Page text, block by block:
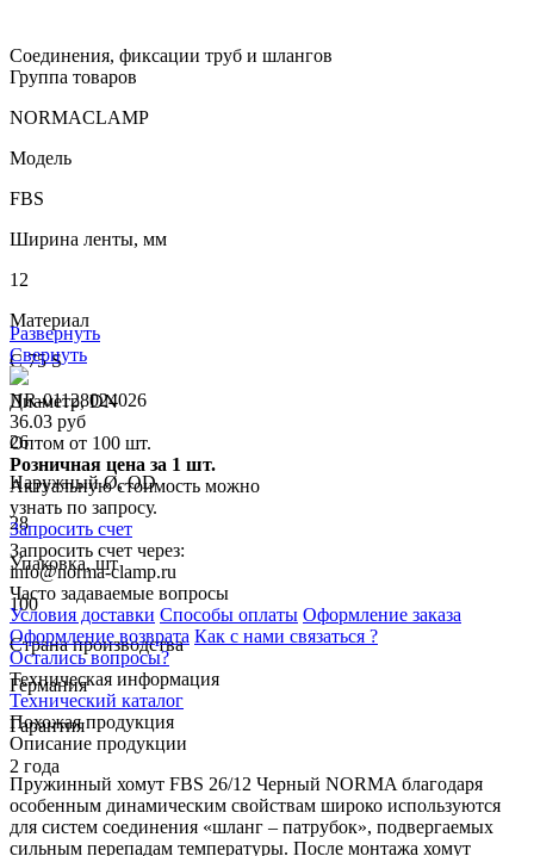
Соединения, фиксации труб и шлангов
Группа товаров
NORMACLAMP
Модель
FBS
Ширина ленты, мм
12
Материал
C 75 S
Диаметр, DN
26
Наружный Ø, OD
28
Упаковка, шт
100
Страна производства
Германия
Гарантия
2 года
Развернуть
Свернуть
NR-01128024026
36.03 руб
Оптом от 100 шт.
Розничная цена за 1 шт.
Актуальную стоимость можно
узнать по запросу.
Запросить счет
Запросить счет через:
info@norma-clamp.ru
Часто задаваемые вопросы
Условия доставки Способы оплаты Оформление заказа
Оформление возврата Как с нами связаться ?
Остались вопросы?
Техническая информация
Технический каталог
Похожая продукция
Описание продукции
Пружинный хомут FBS 26/12 Черный NORMA благодаря
особенным динамическим свойствам широко используются
для систем соединения «шланг – патрубок», подвергаемых
сильным перепадам температуры. После монтажа хомут